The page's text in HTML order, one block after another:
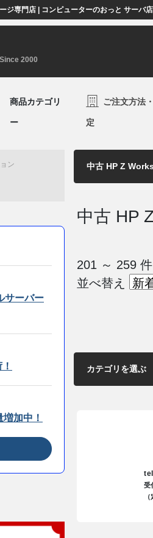
ジ専門店 | コンピューターのおっと サーバ
Since 2000
商品カテゴリ
ー
ご注文方法
定
中古 HP
201 ～ 259
並べ替え
受
ン
サーバー
加中！